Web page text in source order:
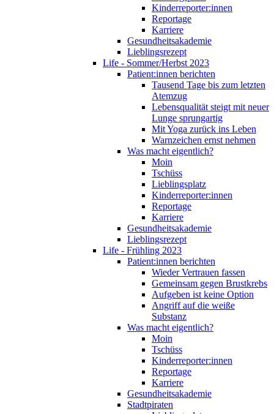
Kinderreporter:innen
Reportage
Karriere
Gesundheitsakademie
Lieblingsrezept
Life - Sommer/Herbst 2023
Patient:innen berichten
Tausend Tage bis zum letzten
Atemzug
Lebensqualität steigt mit neuer
Lunge sprungartig
Mit Yoga zurück ins Leben
Warnzeichen ernst nehmen
Was macht eigentlich?
Moin
Tschüss
Lieblingsplatz
Kinderreporter:innen
Reportage
Karriere
Gesundheitsakademie
Lieblingsrezept
Life - Frühling 2023
Patient:innen berichten
Wieder Vertrauen fassen
Gemeinsam gegen Brustkrebs
Aufgeben ist keine Option
Angriff auf die weiße
Substanz
Was macht eigentlich?
Moin
Tschüss
Kinderreporter:innen
Reportage
Karriere
Gesundheitsakademie
Stadtpiraten